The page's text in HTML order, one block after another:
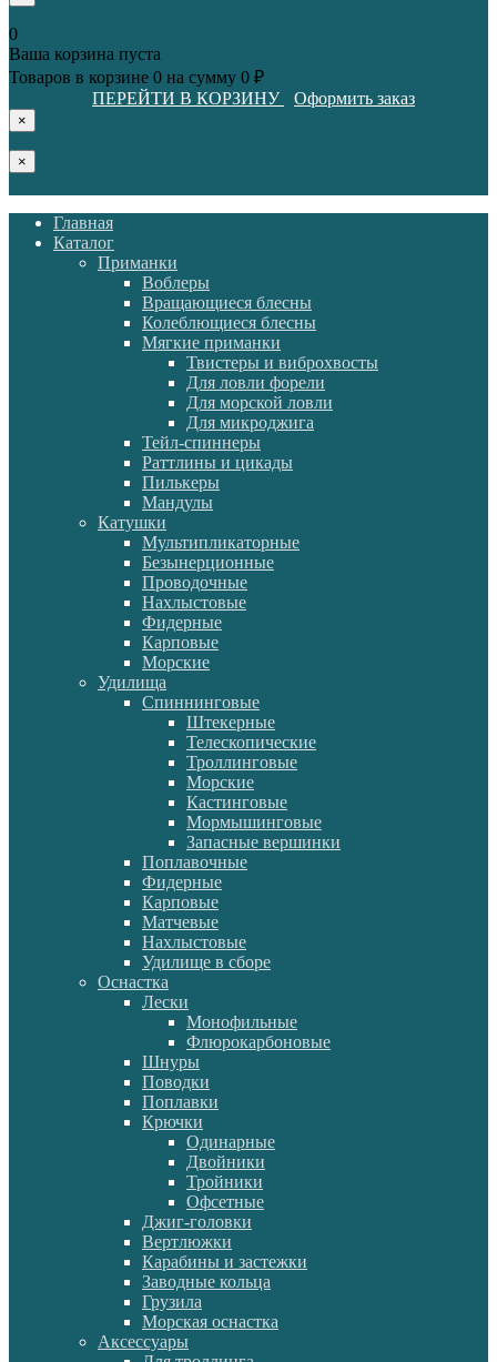
0
Ваша корзина пуста
Товаров в корзине 0 на сумму 0 ₽
ПЕРЕЙТИ В КОРЗИНУ
Оформить заказ
×
×
Главная
Каталог
Приманки
Воблеры
Вращающиеся блесны
Колеблющиеся блесны
Мягкие приманки
Твистеры и виброхвосты
Для ловли форели
Для морской ловли
Для микроджига
Тейл-спиннеры
Раттлины и цикады
Пилькеры
Мандулы
Катушки
Мультипликаторные
Безынерционные
Проводочные
Нахлыстовые
Фидерные
Карповые
Морские
Удилища
Спиннинговые
Штекерные
Телескопические
Троллинговые
Морские
Кастинговые
Мормышинговые
Запасные вершинки
Поплавочные
Фидерные
Карповые
Матчевые
Нахлыстовые
Удилище в сборе
Оснастка
Лески
Монофильные
Флюрокарбоновые
Шнуры
Поводки
Поплавки
Крючки
Одинарные
Двойники
Тройники
Офсетные
Джиг-головки
Вертлюжки
Карабины и застежки
Заводные кольца
Грузила
Морская оснастка
Аксессуары